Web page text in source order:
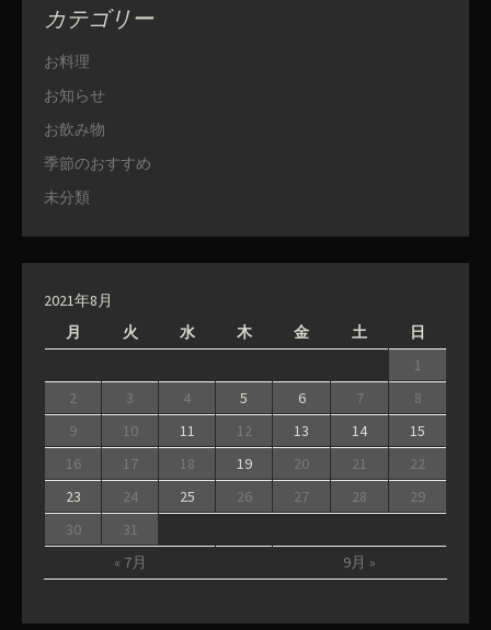
カテゴリー
お料理
お知らせ
お飲み物
季節のおすすめ
未分類
2021年8月
月
火 水 木 金 土 日
« 7月 9月 »
1
2
3 4 5 6 7
8
9
10 11 12 13 14
15
16
17 18 19 20 21
22
23
24 25 26 27 28
29
30
31